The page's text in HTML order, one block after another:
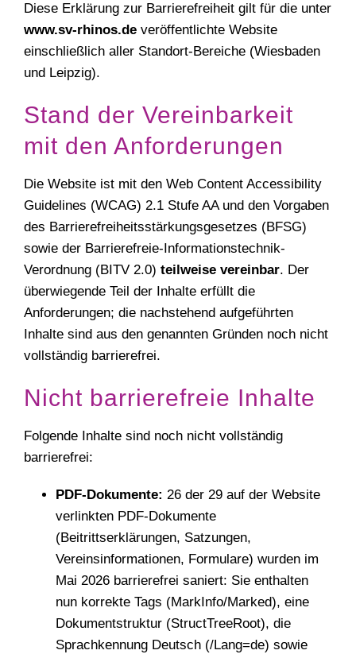
Diese Erklärung zur Barrierefreiheit gilt für die unter
www.sv-rhinos.deveröffentlichte Website
einschließlich aller Standort-Bereiche (Wiesbaden
und Leipzig).
Stand der Vereinbarkeit
mit den Anforderungen
Die Website ist mit den Web Content Accessibility
Guidelines (WCAG) 2.1 Stufe AA und den Vorgaben
des Barrierefreiheitsstärkungsgesetzes (BFSG)
sowie der Barrierefreie-Informationstechnik-
Verordnung (BITV 2.0) teilweise vereinbar. Der
überwiegende Teil der Inhalte erfüllt die
Anforderungen; die nachstehend aufgeführten
Inhalte sind aus den genannten Gründen noch nicht
vollständig barrierefrei.
Nicht barrierefreie Inhalte
Folgende Inhalte sind noch nicht vollständig
barrierefrei:
PDF-Dokumente: 26 der 29 auf der Website
verlinkten PDF-Dokumente
(Beitrittserklärungen, Satzungen,
Vereinsinformationen, Formulare) wurden im
Mai 2026 barrierefrei saniert: Sie enthalten
nun korrekte Tags (MarkInfo/Marked), eine
Dokumentstruktur (StructTreeRoot), die
Sprachkennung Deutsch (/Lang=de) sowie